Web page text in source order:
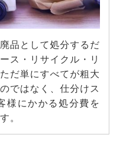
品として処分するだ
ス・リサイクル・リ
だ単にすべてが粗大
ではなく、仕分けス
様にかかる処分費を
。